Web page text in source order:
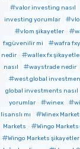
valor investing nasıl
investing yorumlar
vlom şikayetler
fxgüvenilir mi
wafra
nedir
wallex fx
nasıl
waystrade nedir
west global
global investments nasıl
yorumlar
winex
lisanslı mı
Winex
Markets
Wingo
Wingo Markets şikayetler